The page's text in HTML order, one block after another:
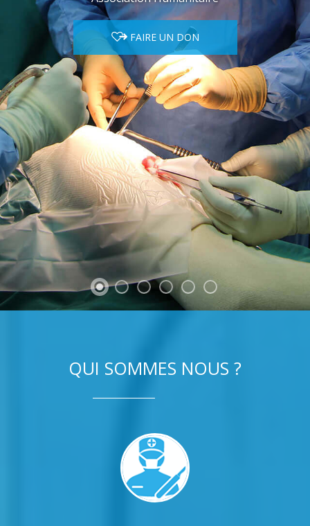
FAIRE UN DON
QUI SOMMES NOUS ?